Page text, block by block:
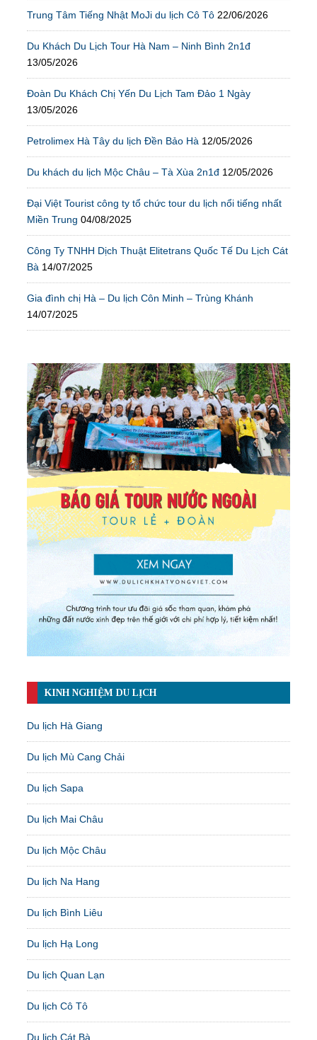
Trung Tâm Tiếng Nhật MoJi du lịch Cô Tô 22/06/2026
Du Khách Du Lịch Tour Hà Nam – Ninh Bình 2n1đ
13/05/2026
Đoàn Du Khách Chị Yến Du Lịch Tam Đảo 1 Ngày
13/05/2026
Petrolimex Hà Tây du lịch Đền Bảo Hà 12/05/2026
Du khách du lịch Mộc Châu – Tà Xùa 2n1đ 12/05/2026
Đại Việt Tourist công ty tổ chức tour du lịch nổi tiếng nhất
Miền Trung 04/08/2025
Công Ty TNHH Dịch Thuật Elitetrans Quốc Tế Du Lịch Cát
Bà 14/07/2025
Gia đình chị Hà – Du lịch Côn Minh – Trùng Khánh
14/07/2025
KINH NGHIỆM DU LỊCH
Du lịch Hà Giang
Du lịch Mù Cang Chải
Du lịch Sapa
Du lịch Mai Châu
Du lịch Mộc Châu
Du lịch Na Hang
Du lịch Bình Liêu
Du lịch Hạ Long
Du lịch Quan Lạn
Du lịch Cô Tô
Du lịch Cát Bà